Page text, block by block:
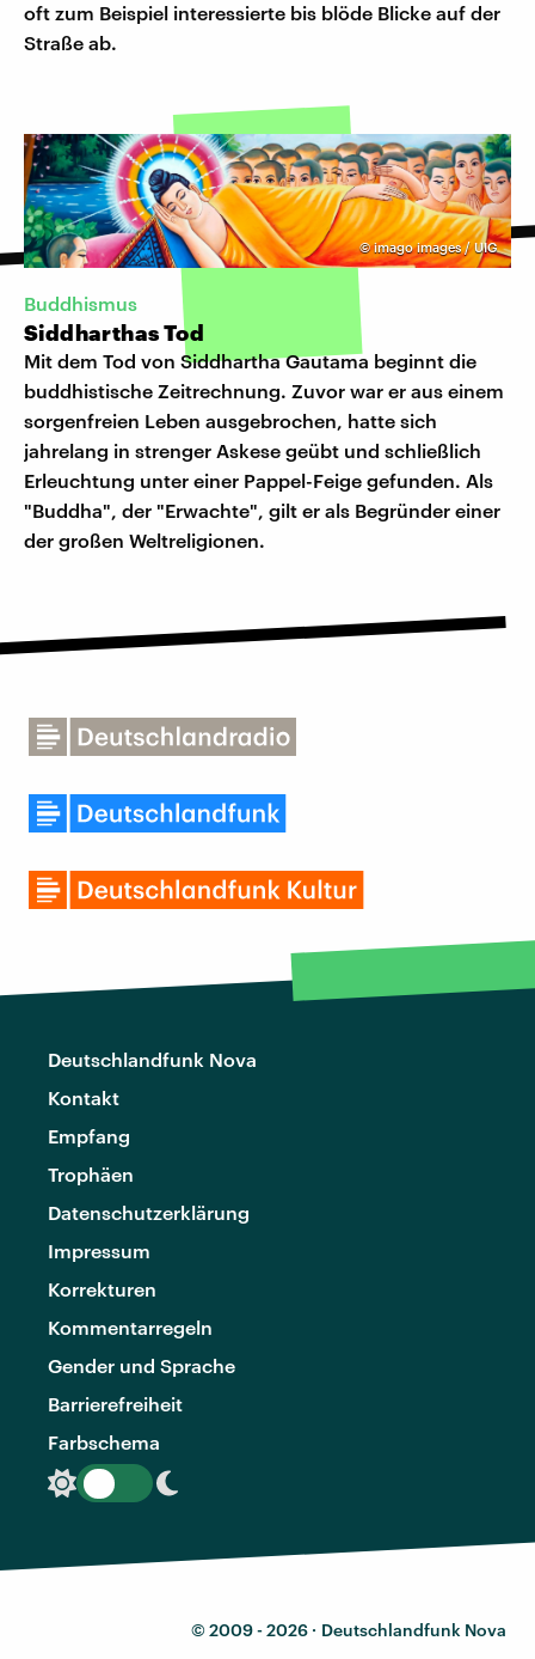
oft zum Beispiel interessierte bis blöde Blicke auf der
Straße ab.
©imago images / UIG
Buddhismus
Siddharthas Tod
Mit dem Tod von Siddhartha Gautama beginnt die
buddhistische Zeitrechnung. Zuvor war er aus einem
sorgenfreien Leben ausgebrochen, hatte sich
jahrelang in strenger Askese geübt und schließlich
Erleuchtung unter einer Pappel-Feige gefunden. Als
"Buddha", der "Erwachte", gilt er als Begründer einer
der großen Weltreligionen.
Deutschlandfunk Nova
Kontakt
Empfang
Trophäen
Datenschutzerklärung
Impressum
Korrekturen
Kommentarregeln
Gender und Sprache
Barrierefreiheit
Farbschema
© 2009 - 2026 · Deutschlandfunk Nova